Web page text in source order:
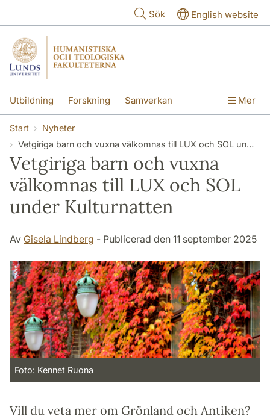
Sök English website
Utbildning Forskning Samverkan
Kontakt Om fakulteterna
Mer
Start
Nyheter
Vetgiriga barn och vuxna välkomnas till LUX och SOL under Kulturnatten
Vetgiriga barn och vuxna
välkomnas till LUX och SOL
under Kulturnatten
Av Gisela Lindberg - Publicerad den 11 september 2025
Foto: Kennet Ruona
Vill du veta mer om Grönland och Antiken?